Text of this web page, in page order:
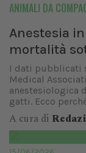
ANIMALI DA
Anestesia
mortalità
I dati pubblicati
Medical
anestesiologica
gatti. Ecco
A cura di